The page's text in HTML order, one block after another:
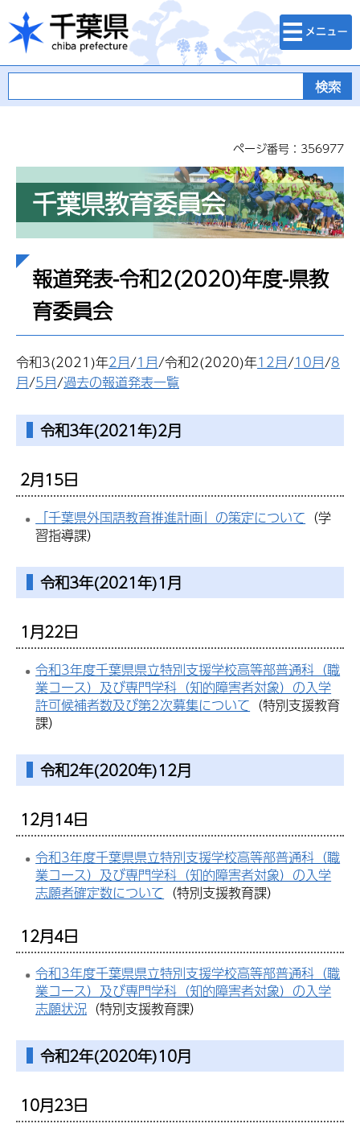
千葉県
検索・メニュ
ー
ページ番号：356977
千葉県教育委員会
報道発表-令和2(2020)年度-県教
育委員会
令和3(2021)年2月/1月/令和2(2020)年12月/10月/8
月/5月/過去の報道発表一覧
令和3年(2021年)2月
2月15日
「千葉県外国語教育推進計画」の策定について （学
習指導課）
令和3年(2021年)1月
1月22日
令和3年度千葉県県立特別支援学校高等部普通科（職
業コース）及び専門学科（知的障害者対象）の入学
許可候補者数及び第2次募集について （特別支援教育
課）
令和2年(2020年)12月
12月14日
令和3年度千葉県県立特別支援学校高等部普通科（職
業コース）及び専門学科（知的障害者対象）の入学
志願者確定数について （特別支援教育課）
12月4日
令和3年度千葉県県立特別支援学校高等部普通科（職
業コース）及び専門学科（知的障害者対象）の入学
志願状況 （特別支援教育課）
令和2年(2020年)10月
10月23日